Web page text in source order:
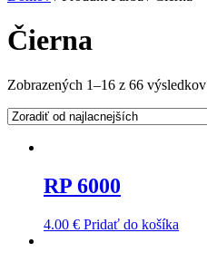
Čierna
Zobrazených 1–16 z 66 výsledkov
RP 6000
4.00 € Pridať do košíka